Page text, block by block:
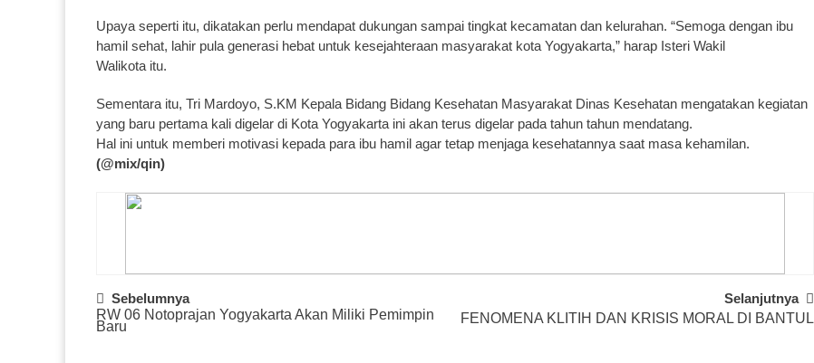
Upaya seperti itu, dikatakan perlu mendapat dukungan sampai tingkat kecamatan dan kelurahan. “Semoga dengan ibu
hamil sehat, lahir pula generasi hebat untuk kesejahteraan masyarakat kota Yogyakarta,” harap Isteri Wakil
Walikota itu.
Sementara itu, Tri Mardoyo, S.KM Kepala Bidang Bidang Kesehatan Masyarakat Dinas Kesehatan mengatakan kegiatan
yang baru pertama kali digelar di Kota Yogyakarta ini akan terus digelar pada tahun tahun mendatang.
Hal ini untuk memberi motivasi kepada para ibu hamil agar tetap menjaga kesehatannya saat masa kehamilan.
(@mix/qin)
Post
Navigation
Sebelumnya
RW 06 Notoprajan Yogyakarta Akan Miliki Pemimpin
Baru
Selanjutnya
FENOMENA KLITIH DAN KRISIS MORAL DI BANTUL